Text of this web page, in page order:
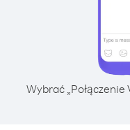
Wybrać